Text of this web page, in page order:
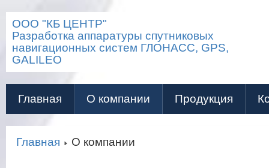
ООО "КБ ЦЕНТР"
Разработка аппаратуры спутниковых
навигационных систем ГЛОНАСС, GPS,
GALILEO
Главная О компании Продукция
Главная О компании